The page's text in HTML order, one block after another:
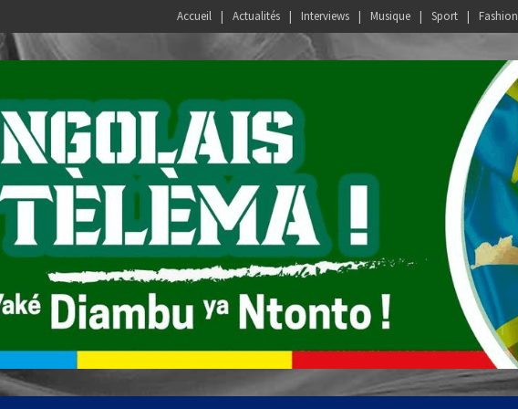
Accueil Actualités Interviews Musique Sport Fashion